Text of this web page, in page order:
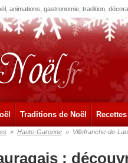
animations, gastronomie, tradition,
Traditions de Noël
» Haute-Garonne » Villefranche-de-
: